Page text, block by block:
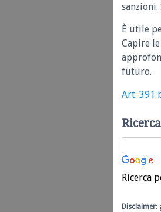
È utile
Capire
futuro.
Art. 391
Ricerca
Disclaimer: